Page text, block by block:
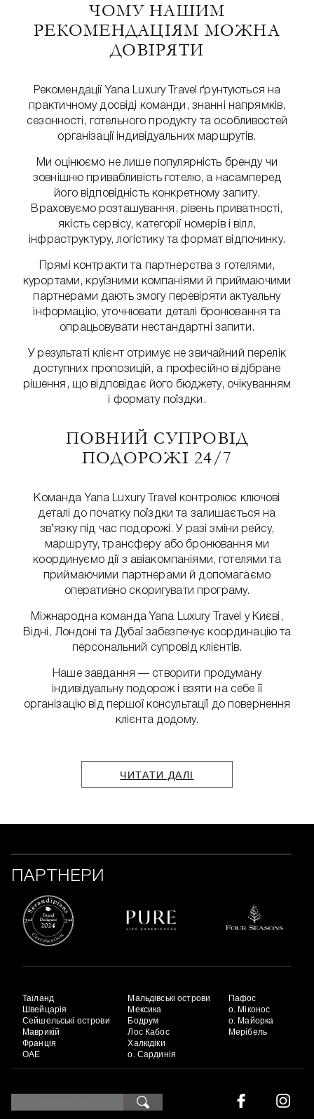
ЧОМУ НАШИМ
РЕКОМЕНДАЦІЯМ МОЖНА
ДОВІРЯТИ
Рекомендації Yana Luxury Travel ґрунтуються на
практичному досвіді команди, знанні напрямків,
сезонності, готельного продукту та особливостей
організації індивідуальних маршрутів.
Ми оцінюємо не лише популярність бренду чи
зовнішню привабливість готелю, а насамперед
його відповідність конкретному запиту.
Враховуємо розташування, рівень приватності,
якість сервісу, категорії номерів і вілл,
інфраструктуру, логістику та формат відпочинку.
Прямі контракти та партнерства з готелями,
курортами, круїзними компаніями й приймаючими
партнерами дають змогу перевіряти актуальну
інформацію, уточнювати деталі бронювання та
опрацьовувати нестандартні запити.
У результаті клієнт отримує не звичайний перелік
доступних пропозицій, а професійно відібране
рішення, що відповідає його бюджету, очікуванням
і формату поїздки.
ПОВНИЙ СУПРОВІД
ПОДОРОЖІ 24/7
Команда Yana Luxury Travel контролює ключові
деталі до початку поїздки та залишається на
зв’язку під час подорожі. У разі зміни рейсу,
маршруту, трансферу або бронювання ми
координуємо дії з авіакомпаніями, готелями та
приймаючими партнерами й допомагаємо
оперативно скоригувати програму.
Міжнародна команда Yana Luxury Travel у Києві,
Відні, Лондоні та Дубаї забезпечує координацію та
персональний супровід клієнтів.
Наше завдання — створити продуману
індивідуальну подорож і взяти на себе її
організацію від першої консультації до повернення
клієнта додому.
ЧИТАТИ ДАЛІ
ПАРТНЕРИ
Таїланд
Швейцарія
Сейшельські острови
Маврикій
Франція
ОАЕ
Мальдівські острови
Мексика
Бодрум
Лос Кабос
Халкідіки
о. Сардинія
Пафос
о. Міконос
о. Майорка
Мерібель